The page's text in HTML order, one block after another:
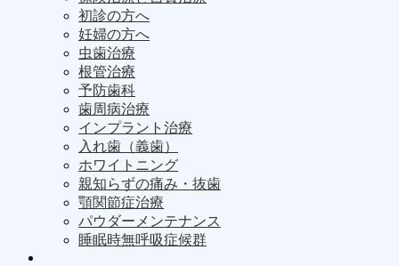
初診の方へ
妊婦の方へ
虫歯治療
根管治療
予防歯科
歯周病治療
インプラント治療
入れ歯（義歯）
ホワイトニング
親知らずの痛み・抜歯
顎関節症治療
パウダーメンテナンス
睡眠時無呼吸症候群